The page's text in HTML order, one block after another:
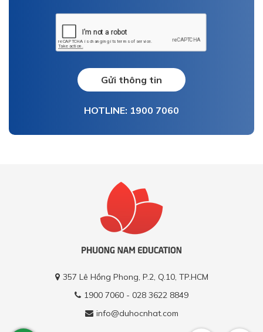
Gửi thông tin
HOTLINE: 1900 7060
357 Lê Hồng Phong, P.2, Q.10, TP.HCM
1900 7060 - 028 3622 8849
info@duhocnhat.com